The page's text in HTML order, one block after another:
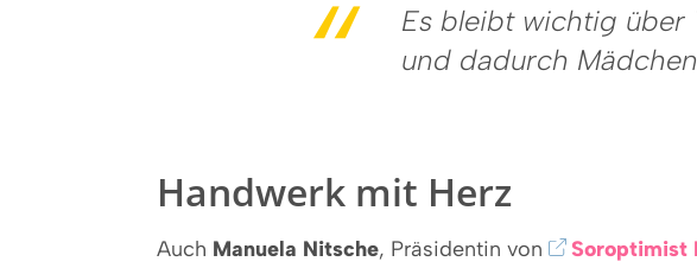
Es bleibt wichtig über
und dadurch
Handwerk mit Herz
Auch Manuela Nitsche, Präsidentin von Soroptimist